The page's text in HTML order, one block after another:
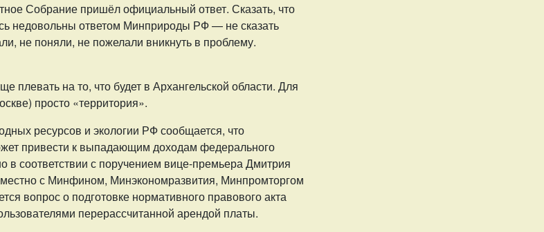
Собрание пришёл официальный ответ. Сказать, что
недовольны ответом Минприроды РФ — не сказать
не поняли, не пожелали вникнуть в проблему.
на то, что будет в Архангельской области. Для
просто «территория».
ресурсов и экологии РФ сообщается, что
привести к выпадающим доходам федерального
в соответствии с поручением вице-премьера Дмитрия
с Минфином, Минэкономразвития, Минпромторгом
вопрос о подготовке нормативного правового акта
перерассчитанной арендой платы.